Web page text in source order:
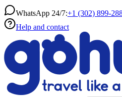
WhatsApp 24/7:+1 (302) 899-
Help and contact